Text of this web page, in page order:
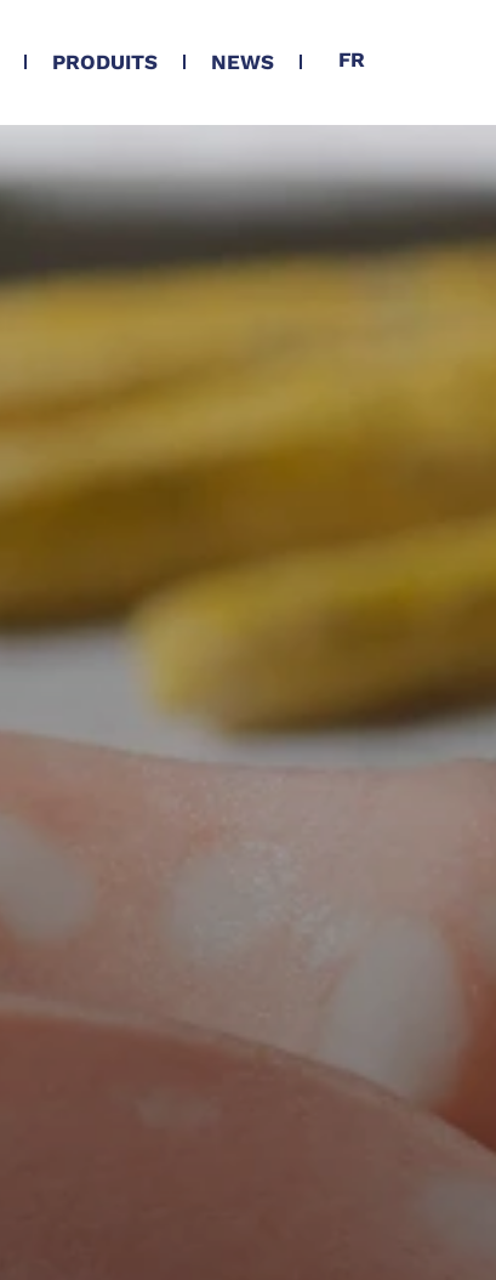
PRODUITS NEWS FR